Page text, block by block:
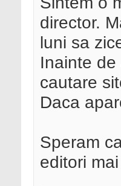
director.
luni sa
Inainte
cautare
Daca
Speram
editori